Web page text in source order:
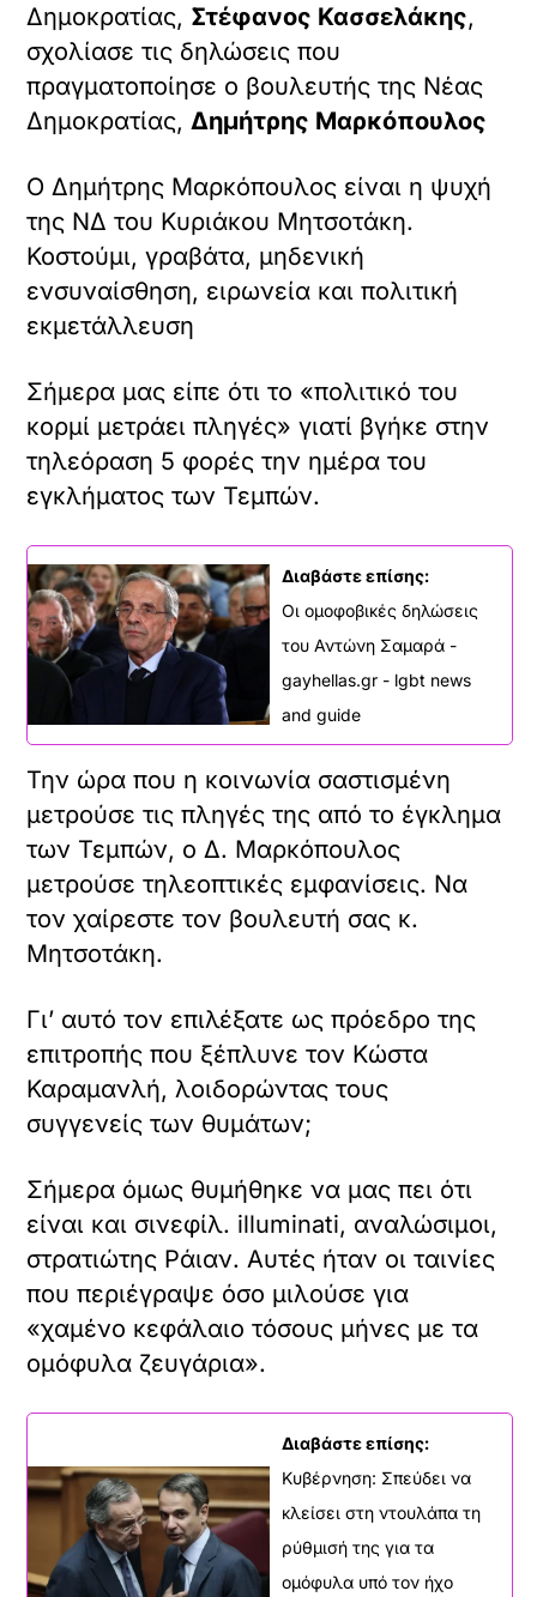
Δημοκρατίας, Στέφανος Κασσελάκης,
σχολίασε τις δηλώσεις που
πραγματοποίησε ο βουλευτής της Νέας
Δημοκρατίας, Δημήτρης Μαρκόπουλος
Ο Δημήτρης Μαρκόπουλος είναι η ψυχή
της ΝΔ του Κυριάκου Μητσοτάκη.
Κοστούμι, γραβάτα, μηδενική
ενσυναίσθηση, ειρωνεία και πολιτική
εκμετάλλευση
Σήμερα μας είπε ότι το «πολιτικό του
κορμί μετράει πληγές» γιατί βγήκε στην
τηλεόραση 5 φορές την ημέρα του
εγκλήματος των Τεμπών.
Διαβάστε επίσης:
Οι ομοφοβικές δηλώσεις
του Αντώνη Σαμαρά -
gayhellas.gr - lgbt news
and guide
Την ώρα που η κοινωνία σαστισμένη
μετρούσε τις πληγές της από το έγκλημα
των Τεμπών, ο Δ. Μαρκόπουλος
μετρούσε τηλεοπτικές εμφανίσεις. Να
τον χαίρεστε τον βουλευτή σας κ.
Μητσοτάκη.
Γι’ αυτό τον επιλέξατε ως πρόεδρο της
επιτροπής που ξέπλυνε τον Κώστα
Καραμανλή, λοιδορώντας τους
συγγενείς των θυμάτων;
Σήμερα όμως θυμήθηκε να μας πει ότι
είναι και σινεφίλ. illuminati, αναλώσιμοι,
στρατιώτης Ράιαν. Αυτές ήταν οι ταινίες
που περιέγραψε όσο μιλούσε για
«χαμένο κεφάλαιο τόσους μήνες με τα
ομόφυλα ζευγάρια».
Διαβάστε επίσης:
Κυβέρνηση: Σπεύδει να
κλείσει στη ντουλάπα τη
ρύθμισή της για τα
ομόφυλα υπό τον ήχο